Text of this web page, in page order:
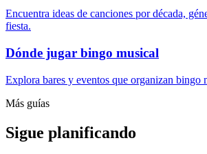
Encuentra ideas de canciones por década,
fiesta.
Dónde jugar bingo musical
Explora bares y eventos que organizan bingo
Más guías
Sigue planificando